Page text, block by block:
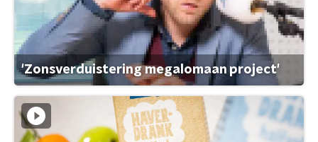
'Zonsverduistering megalomaan project'